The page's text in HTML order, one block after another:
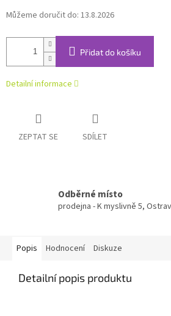
Můžeme doručit do: 13.8.2026
Přidat do košíku
Detailní informace
ZEPTAT SE SDÍLET
Odběrné místo
prodejna - K myslivně 5,
Popis Hodnocení Diskuze
Detailní popis produktu